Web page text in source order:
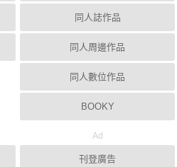
同人誌作品
同人周邊作品
同人數位作品
BOOKY
Ad
刊登廣告